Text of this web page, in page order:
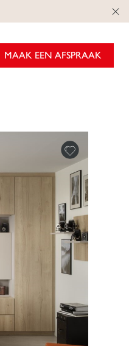
MAAK EEN AFSPRAAK